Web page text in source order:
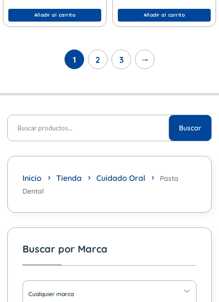
Añadir al carrito Añadir al carrito
1 2 3 →
Buscar
Inicio Tienda Cuidado Oral
Pasta
Dental
Buscar por Marca
Cualquier marca